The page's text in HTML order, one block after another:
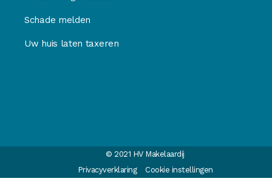
Schade melden
Uw huis laten taxeren
© 2021 HV Makelaardij
Privacyverklaring
Cookie instellingen